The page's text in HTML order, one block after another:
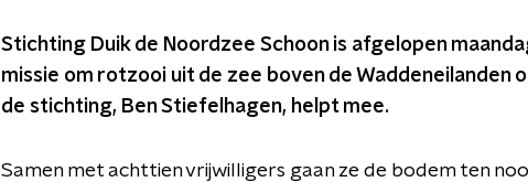
Stichting Duik de Noordzee Schoon is afgelopen
missie om rotzooi uit de zee boven de Waddeneilanden
de stichting, Ben Stiefelhagen, helpt mee.
Samen met achttien vrijwilligers gaan ze de bodem ten